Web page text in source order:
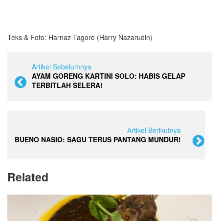
Teks & Foto: Harnaz Tagore (Harry Nazarudin)
Artikel Sebelumnya
AYAM GORENG KARTINI SOLO: HABIS GELAP
TERBITLAH SELERA!
Artikel Berikutnya
BUENO NASIO: SAGU TERUS PANTANG MUNDUR!
Related